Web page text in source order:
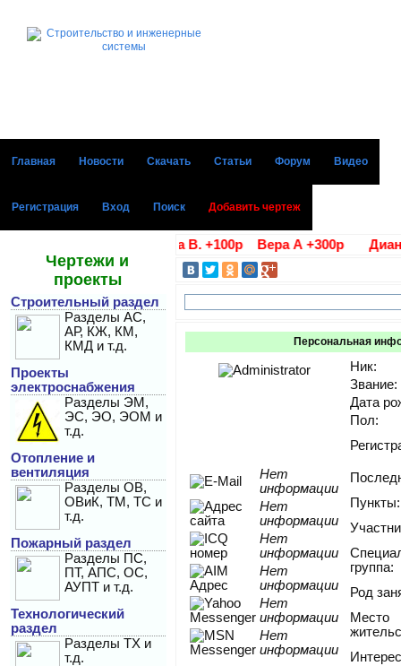
Главная Новости Скачать Статьи Форум Видео
Регистрация Вход Поиск Добавить чертеж
Чертежи и
проекты
Строительный раздел
Разделы АС,
АР, КЖ, КМ,
КМД и т.д.
Проекты
электроснабжения
Разделы ЭМ,
ЭС, ЭО, ЭОМ и
т.д.
Отопление и
вентиляция
Разделы ОВ,
ОВиК, ТМ, ТС и
т.д.
Пожарный раздел
Разделы ПС,
ПТ, АПС, ОС,
АУПТ и т.д.
Технологический
раздел
Разделы ТХ и
т.д.
благодарности Алла В. +100р Вера А +300р
Персональная
Ник:
Звание:
Дата
Пол:
Пункты:
группа:
Род
Место
Нет
информации
Нет
информации
Нет
информации
Нет
информации
Нет
информации
Нет
информации